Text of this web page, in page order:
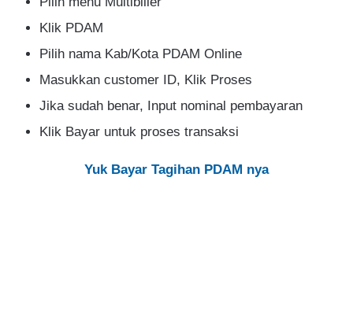
Klik PDAM
Pilih nama Kab/Kota PDAM Online
Masukkan customer ID, Klik Proses
Jika sudah benar, Input nominal pembayaran
Klik Bayar untuk proses transaksi
Yuk Bayar Tagihan PDAM nya